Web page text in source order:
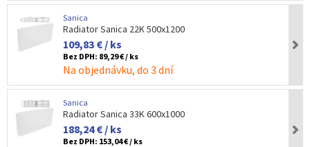
Sanica
Radiator Sanica 22K 500x1200
109,83 € / ks
Bez DPH: 89,29 € / ks
Na objednávku, do 3 dní
Sanica
Radiator Sanica 33K 600x1000
188,24 € / ks
Bez DPH: 153,04 € / ks